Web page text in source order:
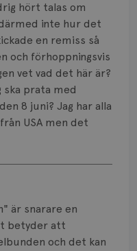
hört talas om
inte hur det
en remiss så
och förhoppningsvis
vet vad det här är?
ska prata med
8 juni? Jag har alla
USA men det
är snarare en
betyder att
och det kan